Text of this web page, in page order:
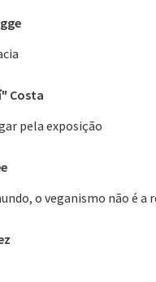
Costa
pela exposição
o veganismo não é a